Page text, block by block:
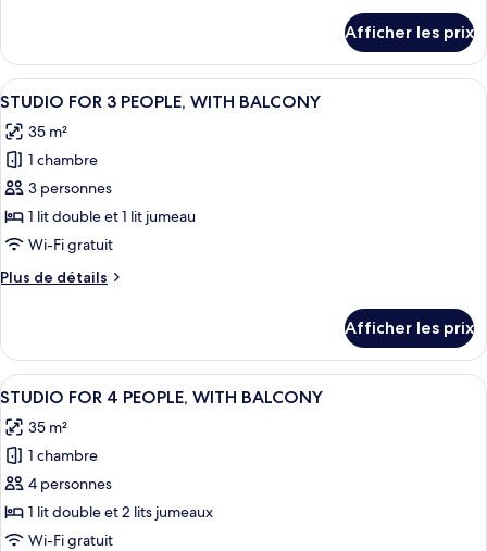
4
PEOPLE
STUDIO
FOR
4
Afficher les prix
Afficher
toutes
les
photos
pour
ce
type
chambre :
3
PEOPLE,
WITH
BALCONY
Une chambre d’hôtel avec un lit,
11
STUDIO FOR 3 PEOPLE, WITH BALCONY
35 m²
1 chambre
3 personnes
1 lit double et 1 lit jumeau
Wi-Fi gratuit
Plus de détails
Plus
STUDIO
FOR
3
WITH
BALCONY
Afficher les prix
Afficher
toutes
les
photos
pour
ce
type
Une chambre d’hôtel moderne
18
STUDIO FOR 4 PEOPLE, WITH BALCONY
35 m²
1 chambre
4 personnes
1 lit double et 2 lits jumeaux
Wi-Fi gratuit